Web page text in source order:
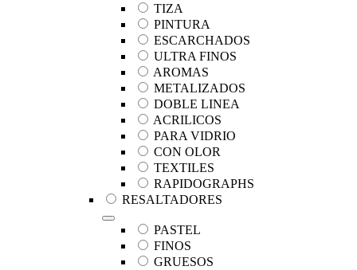
TIZA
PINTURA
ESCARCHADOS
ULTRA FINOS
AROMAS
METALIZADOS
DOBLE LINEA
ACRILICOS
PARA VIDRIO
CON OLOR
TEXTILES
RAPIDOGRAPHS
RESALTADORES
PASTEL
FINOS
GRUESOS